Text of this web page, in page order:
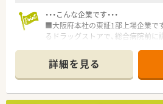
・・・こんな企業です・・・
■大阪府本社の東証1部上場企業で
るドラッグストアで、総合病院前に
調剤薬局店舗を新規・併設化で増や
■カウンセリングに力をいれており
ニケーションを重視されています
20枚ほどで、ゆとりをもって働けま
■非常に離職率が低い事もあり、新
詳細を見る